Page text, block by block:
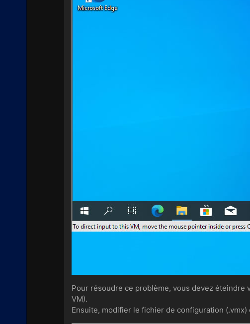
Pour résoudre ce problème, vous devez
VM).
Ensuite, modifier le fichier de configuration